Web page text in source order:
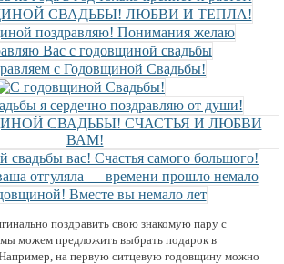
поздравить свою знакомую пару с
можем предложить выбрать подарок в
на первую ситцевую годовщину можно